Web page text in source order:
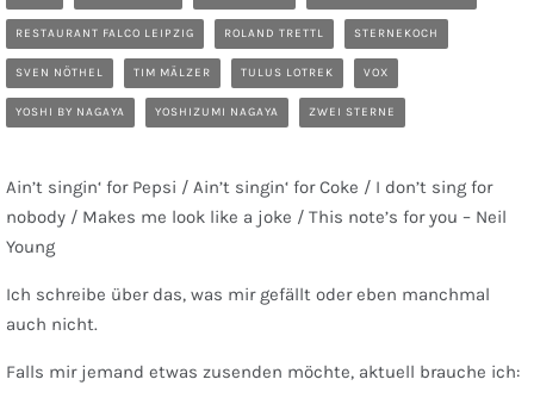
RESTAURANT FALCO LEIPZIG ROLAND TRETTL STERNEKOCH
SVEN NÖTHEL TIM MÄLZER TULUS LOTREK VOX
YOSHI BY NAGAYA YOSHIZUMI NAGAYA ZWEI STERNE
Ain’t singin‘ for Pepsi / Ain’t singin‘ for Coke / I don’t sing for
nobody / Makes me look like a joke / This note’s for you – Neil
Young
Ich schreibe über das, was mir gefällt oder eben manchmal
auch nicht.
Falls mir jemand etwas zusenden möchte, aktuell brauche ich: